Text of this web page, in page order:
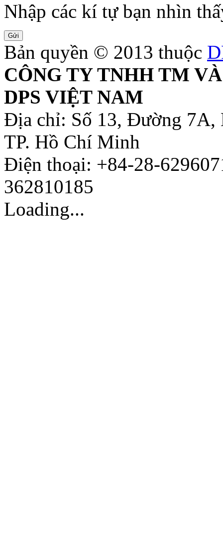
Nhập các kí tự bạn nhìn
Bản quyền © 2013 thuộc
CÔNG TY TNHH TM
DPS VIỆT NAM
Địa chỉ: Số 13, Đường 7A,
TP. Hồ Chí Minh
Điện thoại: +84-28-
362810185
Loading...